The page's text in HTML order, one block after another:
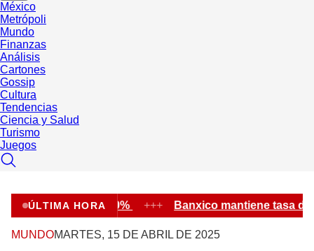
México
Metrópoli
Mundo
Finanzas
Análisis
Cartones
Gossip
Cultura
Tendencias
Ciencia y Salud
Turismo
Juegos
ÚLTIMA HORA
de interés en 6.50% +++ Banxico mantiene tasa de
MUNDOMARTES, 15 DE ABRIL DE 2025